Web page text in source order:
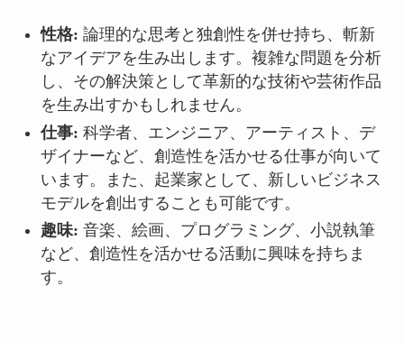
性格: 論理的な思考と独創性を併せ持ち、斬新
なアイデアを生み出します。複雑な問題を分析
し、その解決策として革新的な技術や芸術作品
を生み出すかもしれません。
仕事: 科学者、エンジニア、アーティスト、デ
ザイナーなど、創造性を活かせる仕事が向いて
います。また、起業家として、新しいビジネス
モデルを創出することも可能です。
趣味: 音楽、絵画、プログラミング、小説執筆
など、創造性を活かせる活動に興味を持ちま
す。